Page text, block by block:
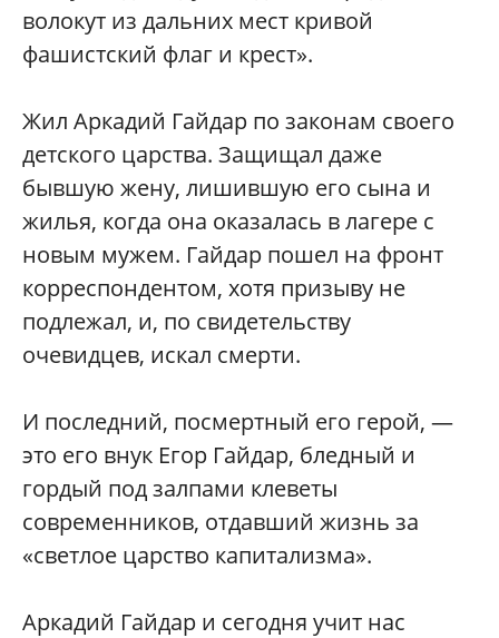
волокут из дальних мест кривой
фашистский флаг и крест».
Жил Аркадий Гайдар по законам своего
детского царства. Защищал даже
бывшую жену, лишившую его сына и
жилья, когда она оказалась в лагере с
новым мужем. Гайдар пошел на фронт
корреспондентом, хотя призыву не
подлежал, и, по свидетельству
очевидцев, искал смерти.
И последний, посмертный его герой, —
это его внук Егор Гайдар, бледный и
гордый под залпами клеветы
современников, отдавший жизнь за
«светлое царство капитализма».
Аркадий Гайдар и сегодня учит нас